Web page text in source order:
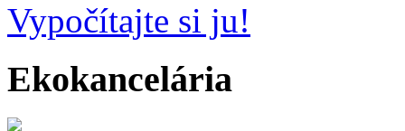
Vypočítajte si ju!
Ekokancelária